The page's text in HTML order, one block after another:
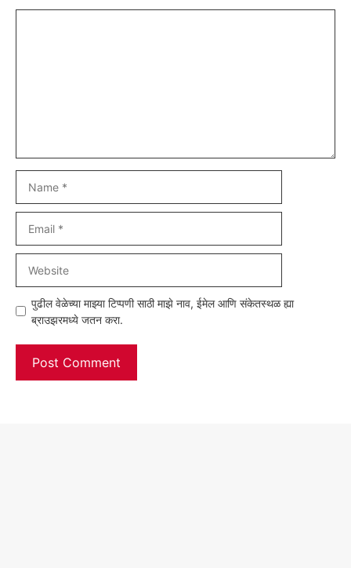
पुढील वेळेच्या माझ्या टिप्पणी साठी माझे नाव, ईमेल आणि संकेतस्थळ ह्या
ब्राउझरमध्ये जतन करा.